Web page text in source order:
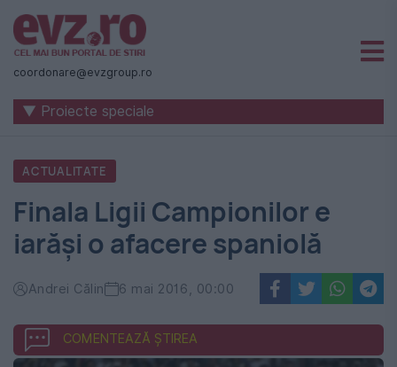
Știri
naționale
internaționale
România
-
Evenimentul
Zilei
coordonare@evzgroup.ro
▼ Proiecte speciale
ACTUALITATE
Finala Ligii Campionilor e
iarăși o afacere spaniolă
Andrei Călin 6 mai 2016, 00:00
COMENTEAZĂ ȘTIREA